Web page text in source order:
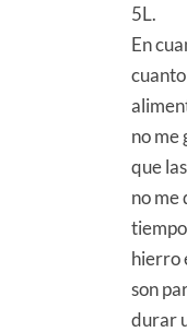
5L.
En
no me
que
no me
hierro
son
durar